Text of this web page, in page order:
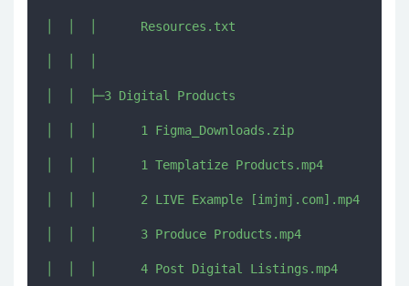
│  │  │      Resources.txt
│  │  ├─3 Digital Products
│  │  │      1 Figma_Downloads.zip
│  │  │      1 Templatize Products.mp4
│  │  │      2 LIVE Example [imjmj.com].mp4
│  │  │      3 Produce Products.mp4
│  │  │      4 Post Digital Listings.mp4